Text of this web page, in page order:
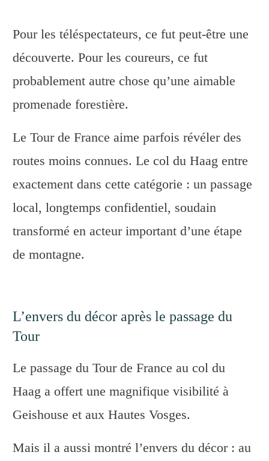
Pour les téléspectateurs, ce fut peut-être une
découverte. Pour les coureurs, ce fut
probablement autre chose qu’une aimable
promenade forestière.
Le Tour de France aime parfois révéler des
routes moins connues. Le col du Haag entre
exactement dans cette catégorie : un passage
local, longtemps confidentiel, soudain
transformé en acteur important d’une étape
de montagne.
L’envers du décor après le passage du
Tour
Le passage du Tour de France au col du
Haag a offert une magnifique visibilité à
Geishouse et aux Hautes Vosges.
Mais il a aussi montré l’envers du décor : au